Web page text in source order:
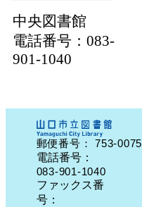
中央図書館
電話番号：083-
901-1040
郵便番号：753-0075
電話番号：
083-901-1040
ファックス番
号：